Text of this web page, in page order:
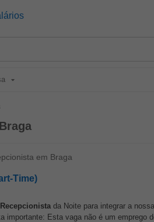
em Braga
Time)
Recepcionista da Noite para integrar a
importante: Esta vaga não é um emprego